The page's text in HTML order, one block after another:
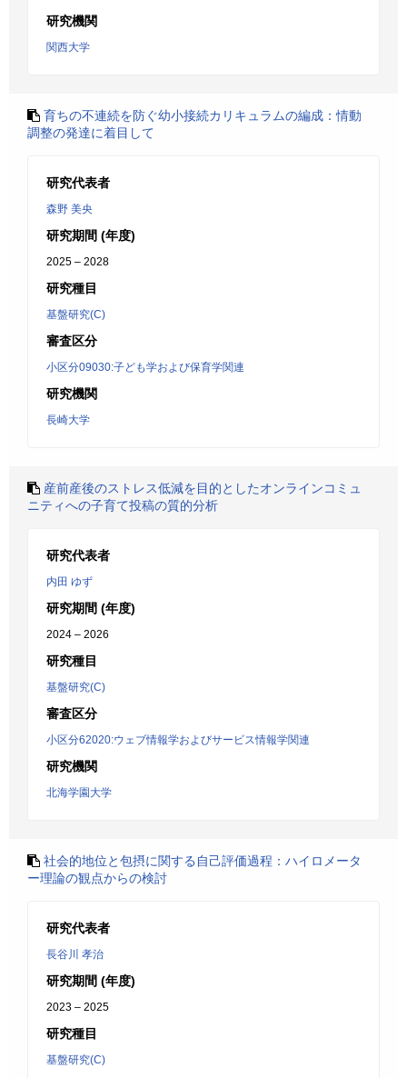
研究機関
関西大学
育ちの不連続を防ぐ幼小接続カリキュラムの編成：情動
調整の発達に着目して
研究代表者
森野 美央
研究期間 (年度)
2025 – 2028
研究種目
基盤研究(C)
審査区分
小区分09030:子ども学および保育学関連
研究機関
長崎大学
産前産後のストレス低減を目的としたオンラインコミュ
ニティへの子育て投稿の質的分析
研究代表者
内田 ゆず
研究期間 (年度)
2024 – 2026
研究種目
基盤研究(C)
審査区分
小区分62020:ウェブ情報学およびサービス情報学関連
研究機関
北海学園大学
社会的地位と包摂に関する自己評価過程：ハイロメータ
ー理論の観点からの検討
研究代表者
長谷川 孝治
研究期間 (年度)
2023 – 2025
研究種目
基盤研究(C)